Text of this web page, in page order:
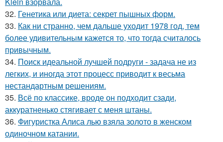
32. Генетика или диета: секрет пышных форм.
33. Как ни странно, чем дальше уходит 1978 год, тем
более удивительным кажется то, что тогда считалось
привычным.
34. Поиск идеальной лучшей подруги - задача не из
легких, и иногда этот процесс приводит к весьма
нестандартным решениям.
35. Всё по классике, вроде он подходит сзади,
аккуратненько стягивает с меня штаны.
36. Фигуристка Алиса лью взяла золото в женском
одиночном катании.